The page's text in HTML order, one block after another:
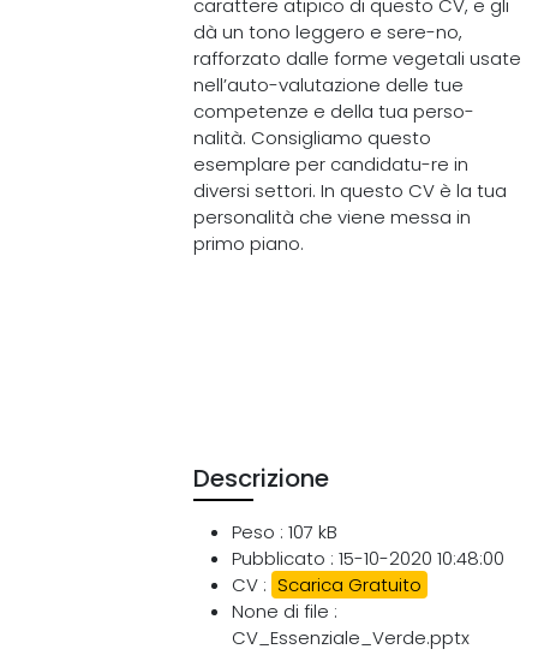
carattere atipico di questo CV, e gli
dà un tono leggero e sere-no,
rafforzato dalle forme vegetali usate
nell’auto-valutazione delle tue
competenze e della tua perso-
nalità. Consigliamo questo
esemplare per candidatu-re in
diversi settori. In questo CV è la tua
personalità che viene messa in
primo piano.
Descrizione
Peso : 107 kB
Pubblicato : 15-10-2020 10:48:00
CV : Scarica Gratuito
None di file :
CV_Essenziale_Verde.pptx